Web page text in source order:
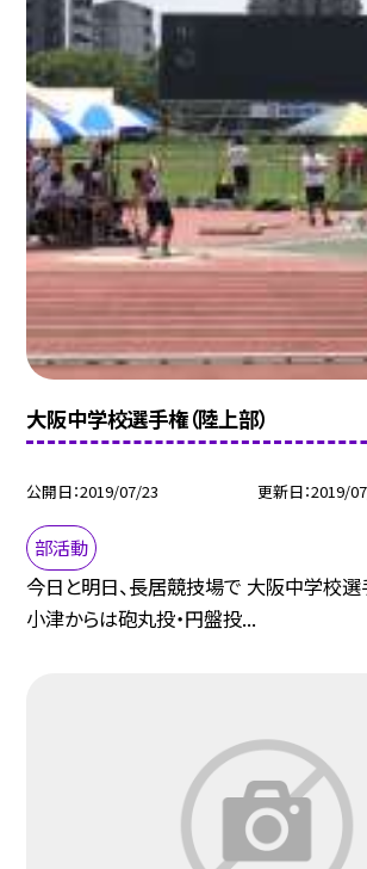
大阪中学校選手権（陸上部）
公開日 2019/07/23 更新日 2019/
部活動
今日と明日、長居競技場で 大阪中学校選
小津からは砲丸投・円盤投...